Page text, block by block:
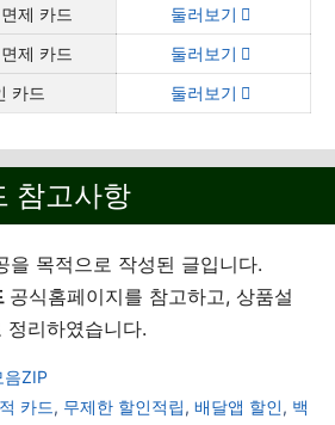
제 카드
둘러보기
제 카드
둘러보기
카드
둘러보기
참고사항
을 목적으로 작성된 글입니다.
공식홈페이지를 참고하고, 상품설
정리하였습니다.
음ZIP
카드, 무제한 할인적립,배달앱 할인, 백